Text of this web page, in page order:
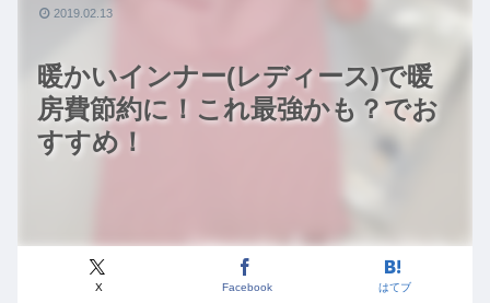
暖かいインナー(レディース)で暖
房費節約に！これ最強かも？でお
すすめ！
X Facebook はてブ
2019.02.13